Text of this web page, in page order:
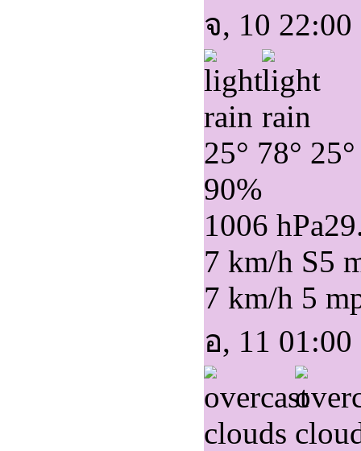
จ, 10 22:00
25° 78° 25°
90%
1006 hPa
7 km/h S5
7 km/h 5
อ, 11 01:00